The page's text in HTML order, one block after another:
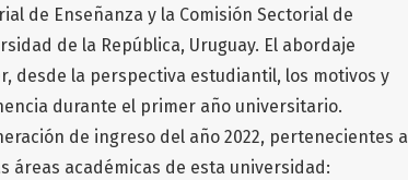
de Enseñanza y la Comisión Sectorial de
de la República, Uruguay. El abordaje
desde la perspectiva estudiantil, los motivos y
durante el primer año universitario.
de ingreso del año 2022, pertenecientes a
áreas académicas de esta universidad: